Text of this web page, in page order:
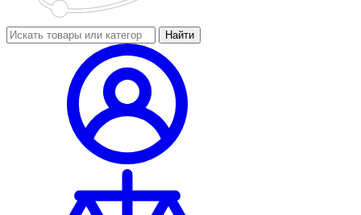
Найти